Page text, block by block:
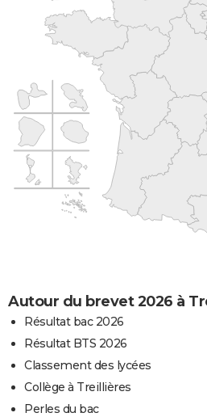
Autour du brevet 2026 à
Résultat bac 2026
Résultat BTS 2026
Classement des lycées
Collège à Treillières
Perles du bac